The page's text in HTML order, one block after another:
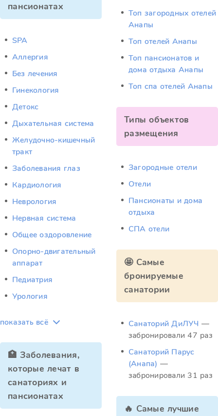
пансионатах
SPA
Аллергия
Без лечения
Гинекология
Детокс
Дыхательная система
Желудочно-кишечный
тракт
Заболевания глаз
Кардиология
Неврология
Нервная система
Общее оздоровление
Опорно-двигательный
аппарат
Педиатрия
Урология
показать всё
🏥 Заболевания,
которые лечат в
санаториях и
пансионатах
Топ загородных отелей
Анапы
Топ отелей Анапы
Топ пансионатов и
дома отдыха Анапы
Топ спа отелей Анапы
Типы объектов
размещения
Загородные отели
Отели
Пансионаты и дома
отдыха
СПА отели
🤩 Самые
бронируемые
санатории
Санаторий ДиЛУЧ —
забронировали 47 раз
Санаторий Парус
(Анапа) —
забронировали 31 раз
🔥 Самые лучшие